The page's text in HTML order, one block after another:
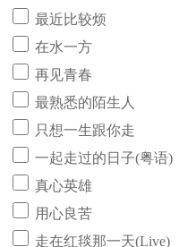
最近比较烦
在水一方
再见青春
最熟悉的陌生人
只想一生跟你走
一起走过的日子(粤语)
真心英雄
用心良苦
走在红毯那一天(Live)